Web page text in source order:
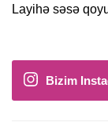
Layihə səsə
Bizim